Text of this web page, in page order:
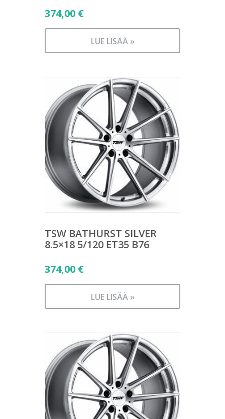
374,00 €
LUE LISÄÄ »
TSW BATHURST SILVER
8.5×18 5/120 ET35 B76
374,00 €
LUE LISÄÄ »